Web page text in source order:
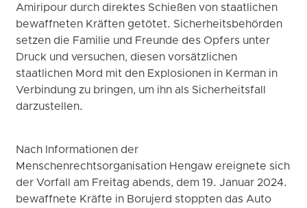
Amiripour durch direktes Schießen von staatlichen
bewaffneten Kräften getötet. Sicherheitsbehörden
setzen die Familie und Freunde des Opfers unter
Druck und versuchen, diesen vorsätzlichen
staatlichen Mord mit den Explosionen in Kerman in
Verbindung zu bringen, um ihn als Sicherheitsfall
darzustellen.
Nach Informationen der
Menschenrechtsorganisation Hengaw ereignete sich
der Vorfall am Freitag abends, dem 19. Januar 2024.
bewaffnete Kräfte in Borujerd stoppten das Auto